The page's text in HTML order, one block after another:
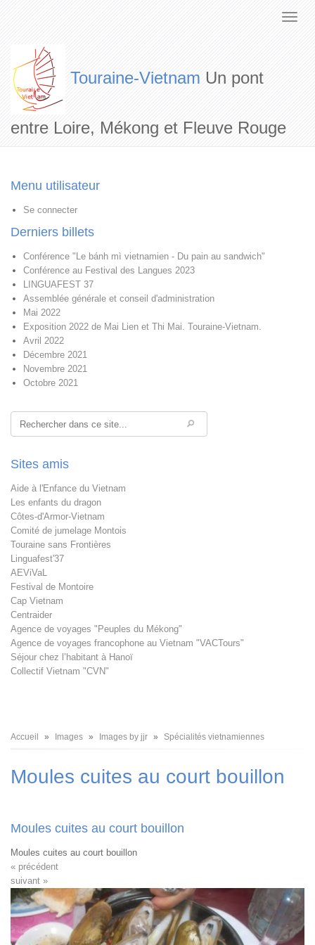
Touraine-Vietnam Un pont
entre Loire, Mékong et Fleuve Rouge
Menu utilisateur
Se connecter
Derniers billets
Conférence "Le bánh mì vietnamien - Du pain au sandwich"
Conférence au Festival des Langues 2023
LINGUAFEST 37
Assemblée générale et conseil d'administration
Mai 2022
Exposition 2022 de Mai Lien et Thi Mai. Touraine-Vietnam.
Avril 2022
Décembre 2021
Novembre 2021
Octobre 2021
Rechercher
Sites amis
Aide à l'Enfance du Vietnam
Les enfants du dragon
Côtes-d'Armor-Vietnam
Comité de jumelage Montois
Touraine sans Frontières
Linguafest'37
AEViVaL
Festival de Montoire
Cap Vietnam
Centraider
Agence de voyages "Peuples du Mékong"
Agence de voyages francophone au Vietnam "VACTours"
Séjour chez l’habitant à Hanoï
Collectif Vietnam "CVN"
Fil
Accueil Images Images by jjr Spécialités vietnamiennes
Moules cuites au court bouillon
Moules cuites au court bouillon
Moules cuites au court bouillon
« précédent
suivant »